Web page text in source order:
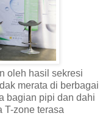
oleh hasil sekresi
merata di berbagai
bagian pipi dan dahi
T-zone terasa